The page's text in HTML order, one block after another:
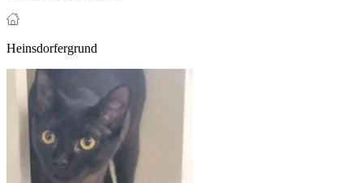
Heinsdorfergrund